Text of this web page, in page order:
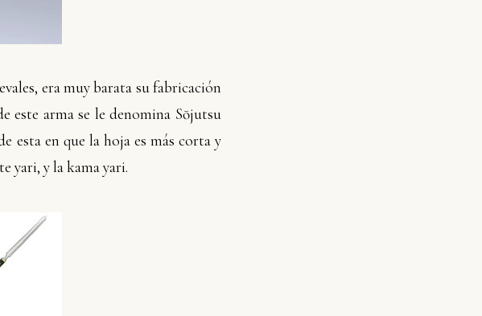
era muy barata su fabricación
este arma se le denomina Sōjutsu
esta en que la hoja es más corta y
yari, y la kama yari.